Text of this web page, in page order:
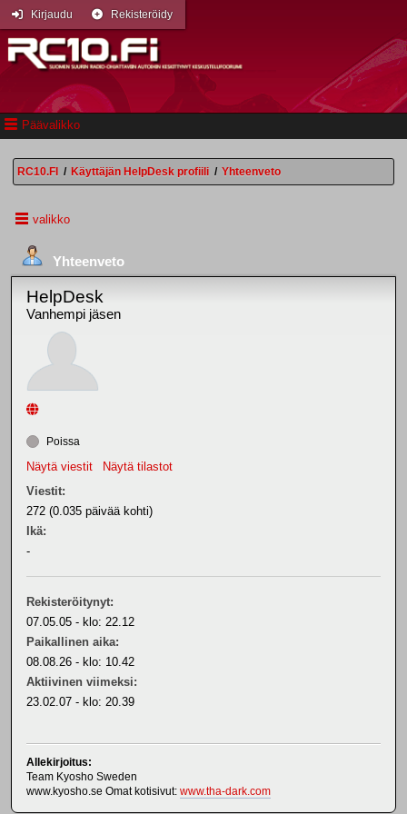
Päävalikko
Kirjaudu Rekisteröidy
RC10.FI / Käyttäjän HelpDesk profiili / Yhteenveto
valikko
Yhteenveto
HelpDesk
Vanhempi jäsen
Poissa
Näytä viestit
Näytä tilastot
Viestit:
272 (0.035 päivää kohti)
Ikä:
-
Rekisteröitynyt:
07.05.05 - klo: 22.12
Paikallinen aika:
08.08.26 - klo: 10.42
Aktiivinen viimeksi:
23.02.07 - klo: 20.39
Allekirjoitus:
Team Kyosho Sweden
www.kyosho.se Omat kotisivut: www.tha-dark.com